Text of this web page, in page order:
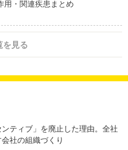
用・関連疾患まとめ
を見る
ティブ」を廃止した理由。全社
社の組織づくり